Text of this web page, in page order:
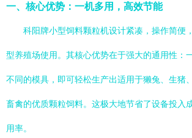
一、核心优势：一机多用，高效节能
科阳牌小型饲料颗粒机设计紧凑，操作简便
型养殖场使用。其核心优势在于强大的通用性：
不同的模具，即可轻松生产出适用于獭兔、生猪
畜禽的优质颗粒饲料。这极大地节省了设备投入
用率。